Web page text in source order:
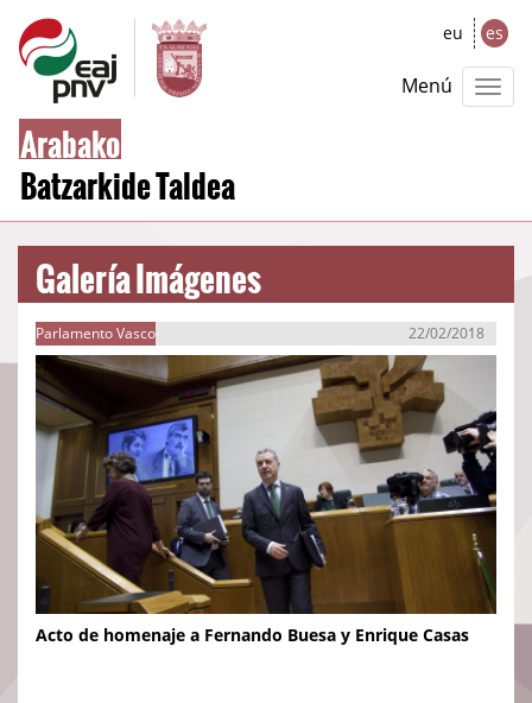
Arabako
Batzarkide Taldea
eu es
Menú
Galería Imágenes
Parlamento Vasco 22/02/2018
Acto de homenaje a Fernando Buesa y Enrique Casas